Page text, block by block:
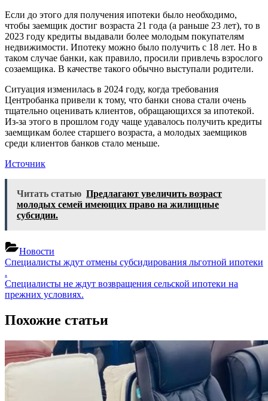
Если до этого для получения ипотеки было необходимо,
чтобы заемщик достиг возраста 21 года (а раньше 23 лет), то в
2023 году кредиты выдавали более молодым покупателям
недвижимости. Ипотеку можно было получить с 18 лет. Но в
таком случае банки, как правило, просили привлечь взрослого
созаемщика. В качестве такого обычно выступали родители.
Ситуация изменилась в 2024 году, когда требования
Центробанка привели к тому, что банки снова стали очень
тщательно оценивать клиентов, обращающихся за ипотекой.
Из-за этого в прошлом году чаще удавалось получить кредиты
заемщикам более старшего возраста, а молодых заемщиков
среди клиентов банков стало меньше.
Источник
Читать статью Предлагают увеличить возраст
молодых семей имеющих право на жилищные
субсидии.
Новости
Навигация
по
записям
Previous
Специалисты ждут отмены субсидирования льготной ипотеки
.
Next
Post:
Специалисты не ждут возвращения сельской ипотеки на
прежних условиях.
Похожие статьи